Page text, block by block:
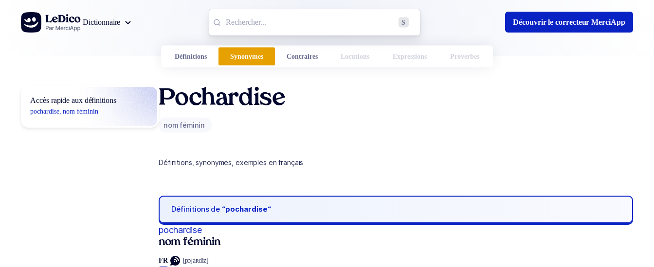
Aller au contenu
Dictionnaire
S Découvrir le correcteur MerciApp
Définitions Synonymes Contraires Locutions Expressions Proverbes
Accès rapide aux définitions
pochardise, nom féminin
Pochardise
nom féminin
Définitions, synonymes, exemples en français
Définitions de “pochardise“
pochardise
nom féminin
FR [pɔʃaʀdiz]